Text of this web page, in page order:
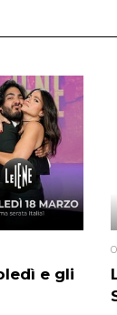
e gli